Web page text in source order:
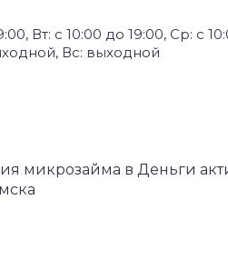
Вт: с 10:00 до 19:00, Ср: с
Вс: выходной
микрозайма в Деньги